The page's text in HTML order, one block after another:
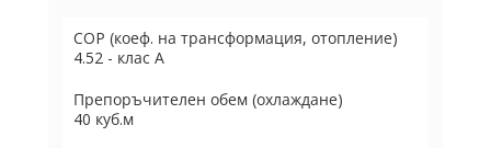
COP (коеф. на трансформация, отопление)
4.52 - клас А
Препоръчителен обем (охлаждане)
40 куб.м